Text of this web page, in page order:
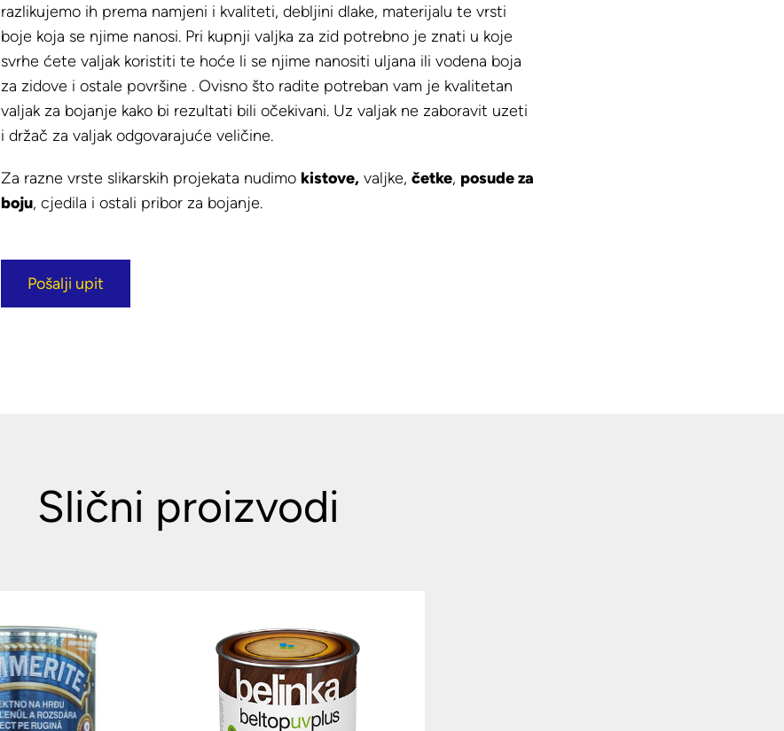
razlikujemo ih prema namjeni i kvaliteti, debljini dlake, materijalu te vrsti
boje koja se njime nanosi. Pri kupnji valjka za zid potrebno je znati u koje
svrhe ćete valjak koristiti te hoće li se njime nanositi uljana ili vodena boja
za zidove i ostale površine . Ovisno što radite potreban vam je kvalitetan
valjak za bojanje kako bi rezultati bili očekivani. Uz valjak ne zaboravit uzeti
i držač za valjak odgovarajuće veličine.
Za razne vrste slikarskih projekata nudimo kistove, valjke,četke, posude za
boju, cjedila i ostali pribor za bojanje.
Pošalji upit
Slični proizvodi